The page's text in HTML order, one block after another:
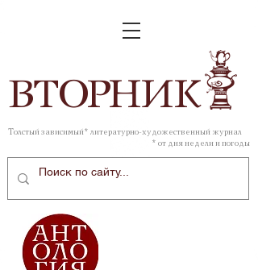
ВТОРНИК
Толстый зависимый* литературно-художественный журнал
* от дня недели и погоды